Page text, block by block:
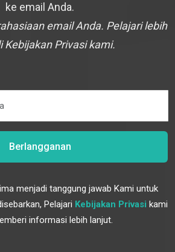
ke email Anda.
email Anda. Pelajari lebih
Kebijakan Privasi kami.
Berlangganan
menjadi tanggung jawab Kami untuk
Pelajari Kebijakan Privasi kami
informasi lebih lanjut.